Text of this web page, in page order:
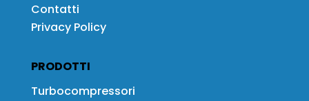
Contatti
Privacy Policy
PRODOTTI
Turbocompressori